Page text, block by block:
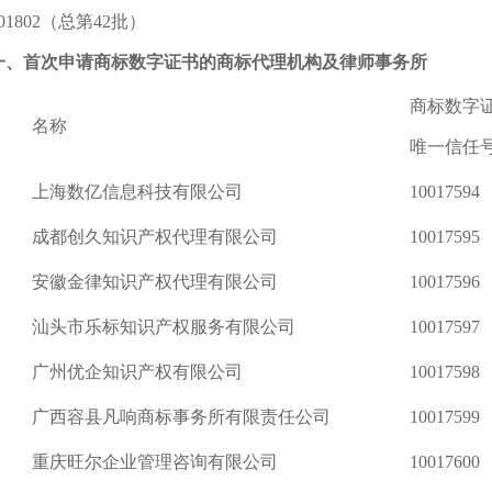
（总第42批）
、首次申请商标数字证书的商标代理机构及律师事务所
名称
商标数字
唯一信任
上海数亿信息科技有限公司 10017594
成都创久知识产权代理有限公司 10017595
安徽金律知识产权代理有限公司 10017596
汕头市乐标知识产权服务有限公司 10017597
广州优企知识产权有限公司 10017598
广西容县凡响商标事务所有限责任公司 10017599
重庆旺尔企业管理咨询有限公司 10017600